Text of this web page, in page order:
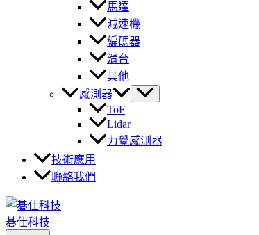
馬達
減速機
編碼器
滑台
其他
感測器
ToF
Lidar
力覺感測器
技術應用
聯絡我們
碁仕科技